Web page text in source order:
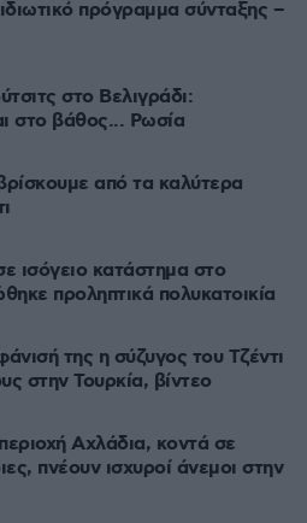
πρόγραμμα σύνταξης –
στο Βελιγράδι:
στο βάθος... Ρωσία
από τα καλύτερα
ισόγειο κατάστημα στο
προληπτικά πολυκατοικία
της η σύζυγος του Τζέντι
στην Τουρκία, βίντεο
Αχλάδια, κοντά σε
πνέουν ισχυροί άνεμοι στην